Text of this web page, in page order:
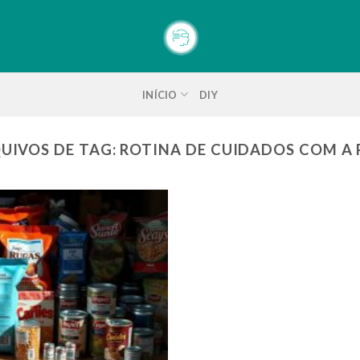
INÍCIO DIY
DE TAG: ROTINA DE CUIDADOS COM A